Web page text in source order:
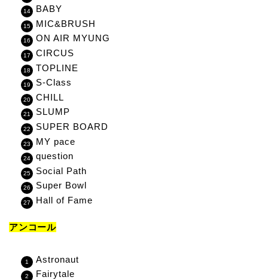
BABY
MIC&BRUSH
ON AIR MYUNG
CIRCUS
TOPLINE
S-Class
CHILL
SLUMP
SUPER BOARD
MY pace
question
Social Path
Super Bowl
Hall of Fame
アンコール
Astronaut
Fairytale